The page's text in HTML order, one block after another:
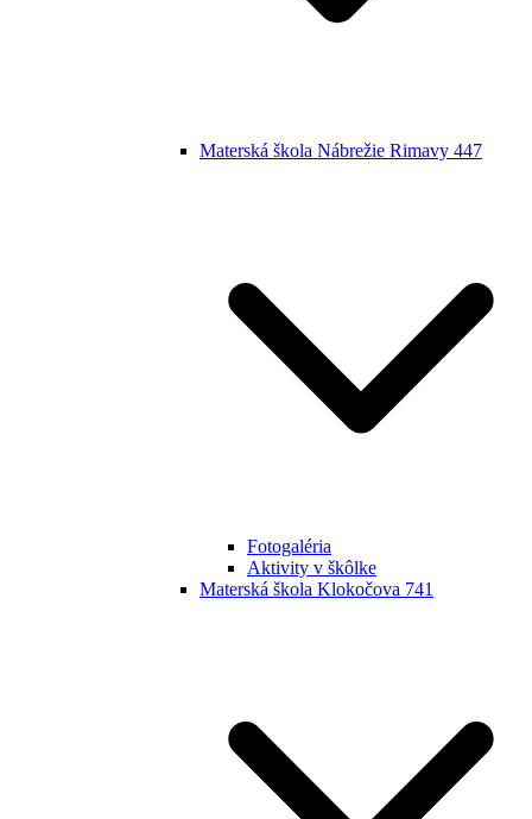
Materská škola Nábrežie Rimavy 447
Fotogaléria
Aktivity v škôlke
Materská škola Klokočova 741